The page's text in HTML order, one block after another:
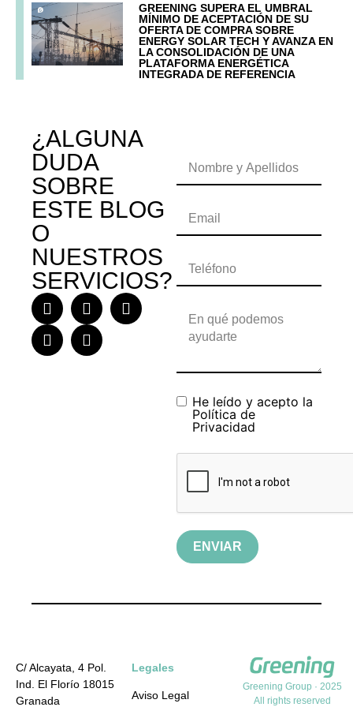
GREENING SUPERA EL UMBRAL
MÍNIMO DE ACEPTACIÓN DE SU
OFERTA DE COMPRA SOBRE
ENERGY SOLAR TECH Y AVANZA EN
LA CONSOLIDACIÓN DE UNA
PLATAFORMA ENERGÉTICA
INTEGRADA DE REFERENCIA
¿ALGUNA
DUDA
SOBRE
ESTE BLOG
O
NUESTROS
SERVICIOS?
He leído y acepto la
Política de
Privacidad
ENVIAR
C/ Alcayata, 4 Pol.
Ind. El Florío 18015
Granada
Legales
Aviso Legal
Greening Group · 2025
All rights reserved